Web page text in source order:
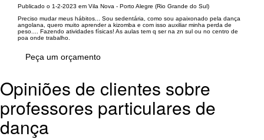
Publicado o 1-2-2023 em Vila Nova - Porto Alegre (Rio Grande do Sul)
Preciso mudar meus hábitos... Sou sedentária, como sou apaixonado pela dança
angolana, quero muito aprender a kizomba e com isso auxiliar minha perda de
peso.... Fazendo atividades físicas! As aulas tem q ser na zn sul ou no centro de
poa onde trabalho.
Peça um orçamento
Opiniões de clientes sobre
professores particulares de
dança